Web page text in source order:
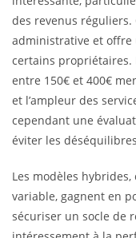
des revenus
administrative et
certains propriétaires.
entre 150€ et 400€
et l’ampleur des
cependant une
éviter les
Les modèles
variable, gagnent en
sécuriser un socle de